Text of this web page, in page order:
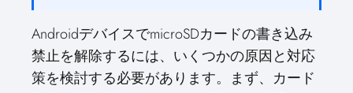
AndroidデバイスでmicroSDカードの書き込み
禁止を解除するには、いくつかの原因と対応
策を検討する必要があります。まず、カード